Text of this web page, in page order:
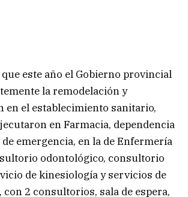
este año el Gobierno provincial
la remodelación y
en el establecimiento sanitario,
en Farmacia, dependencia
emergencia, en la de Enfermería
odontológico, consultorio
de kinesiología y servicios de
2 consultorios, sala de espera,